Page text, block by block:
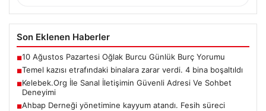
Son Eklenen Haberler
■10 Ağustos Pazartesi Oğlak Burcu Günlük Burç Yorumu
■Temel kazısı etrafındaki binalara zarar verdi. 4 bina boşaltıldı
■Kelebek.Org İle Sanal İletişimin Güvenli Adresi Ve Sohbet
Deneyimi
■Ahbap Derneği yönetimine kayyum atandı. Fesih süreci